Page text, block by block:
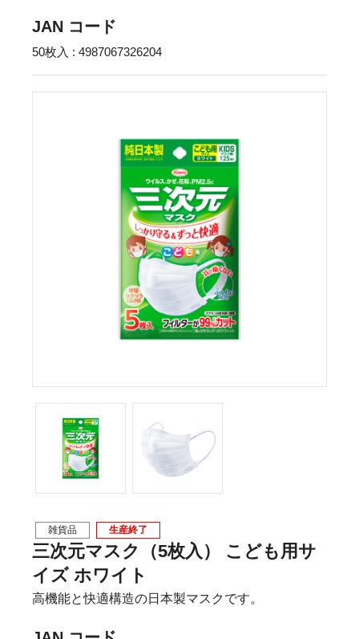
JAN コード
50枚入 : 4987067326204
雑貨品 生産終了
三次元マスク（5枚入） こども用サ
イズ ホワイト
高機能と快適構造の日本製マスクです。